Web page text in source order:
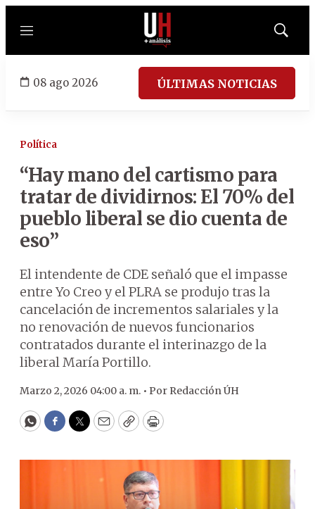
Menú
Mostrar
08 ago 2026 ÚLTIMAS NOTICIAS
Política
“Hay mano del cartismo para
tratar de dividirnos: El 70% del
pueblo liberal se dio cuenta de
eso”
El intendente de CDE señaló que el impasse
entre Yo Creo y el PLRA se produjo tras la
cancelación de incrementos salariales y la
no renovación de nuevos funcionarios
contratados durante el interinazgo de la
liberal María Portillo.
Marzo 2, 2026 04:00 a. m. • Por Redacción ÚH
WhatsApp
Facebook
Twitter
EmailCopyPrint